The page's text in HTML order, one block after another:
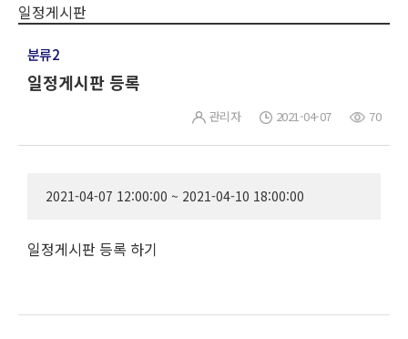
일정게시판
분류2
일정게시판 등록
관리자 2021-04-07 70
2021-04-07 12:00:00 ~ 2021-04-10 18:00:00
일정게시판 등록 하기